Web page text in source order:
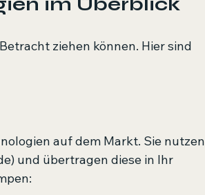
ziehen können. Hier sind
auf dem Markt. Sie nutzen
und übertragen diese in Ihr